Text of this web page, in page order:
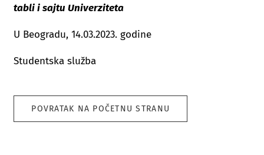
tabli i sajtu Univerziteta
U Beogradu, 14.03.2023. godine
Studentska služba
POVRATAK NA POČETNU STRANU